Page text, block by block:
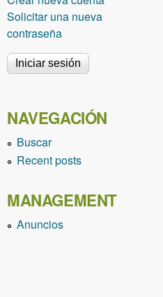
Solicitar una nueva
contraseña
NAVEGACIÓN
Buscar
Recent posts
MANAGEMENT
Anuncios